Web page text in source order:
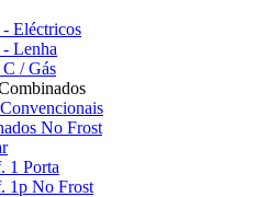
- Eléctricos
Lenha
/ Gás
No Frost
1 Porta
1p No Frost